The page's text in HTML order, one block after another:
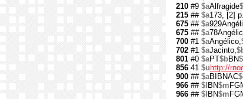
210 #9 $aAlfragide
215 ## $a173, [2]
675 ## $a
675 ## $a
700 #1 $aAngélico,
702 #1 $aJacinto,
801 #0 $aPT$bBN
856 41 $u http://
900 ## $aBIBNAC
966 ## $l BN$m
966 ## $l BN$m